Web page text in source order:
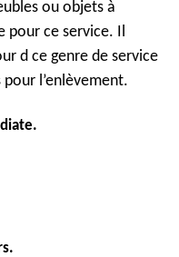
ou objets à
pour ce service. Il
d ce genre de service
l’enlèvement.